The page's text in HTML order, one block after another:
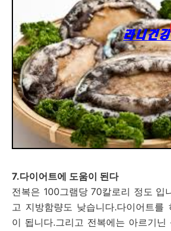
7.다이어트에 도움이 된다
전복은 100그램당 70칼로리 정도 입
고 지방함량도 낮습니다.다이어트를
이 됩니다.그리고 전복에는 아르기닌